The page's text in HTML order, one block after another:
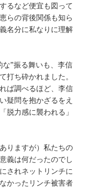
るなど便宜も図って
らの背後関係も知ら
名分に私なりに理解
”振る舞いも、李信
打ち砕かれました。
ば調べるほど、李信
疑問を抱かざるをえ
脱力感に襲われる」
りますが）私たちの
義は何だったのでし
されネットリンチに
かったリンチ被害者